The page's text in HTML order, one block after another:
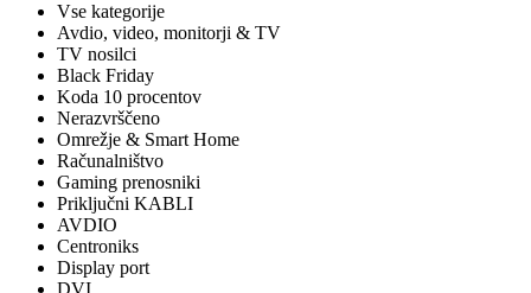
Vse kategorije
Avdio, video, monitorji & TV
TV nosilci
Black Friday
Koda 10 procentov
Nerazvrščeno
Omrežje & Smart Home
Računalništvo
Gaming prenosniki
Priključni KABLI
AVDIO
Centroniks
Display port
DVI